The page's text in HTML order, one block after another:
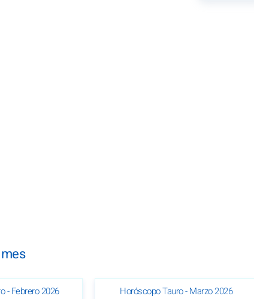
- Febrero 2026 Horóscopo Tauro - Marzo 2026